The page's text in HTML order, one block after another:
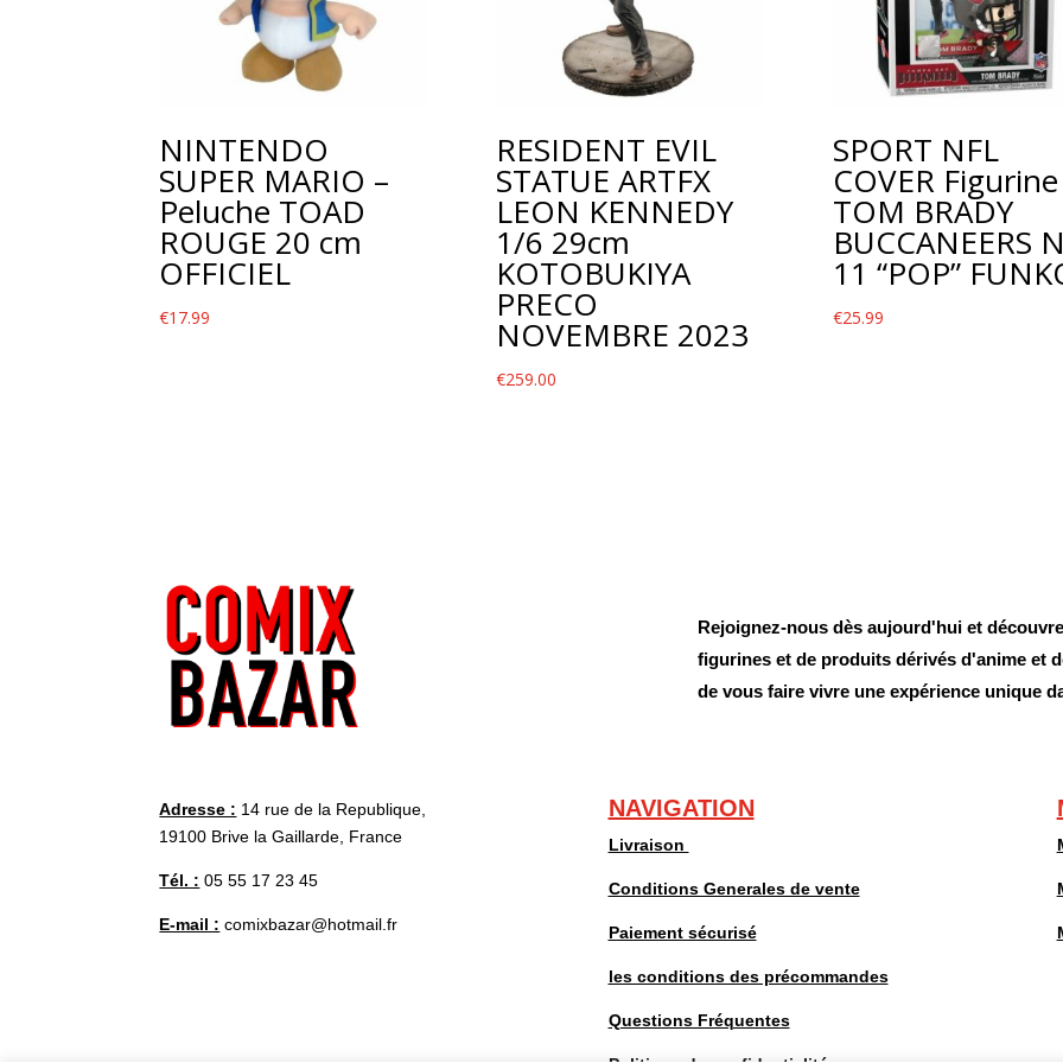
NINTENDO
SUPER MARIO –
Peluche TOAD
ROUGE 20 cm
OFFICIEL
€17.99
RESIDENT EVIL
STATUE ARTFX
LEON KENNEDY
1/6 29cm
KOTOBUKIYA
PRECO
NOVEMBRE 2023
€259.00
SPORT NFL
COVER Figurine
TOM BRADY
BUCCANEERS
11 “POP”
€25.99
Rejoignez-nous dès aujourd'hui et
figurines et de produits dérivés d'anime et
de vous faire vivre une expérience unique
Adresse : 14 rue de la Republique,
19100 Brive la Gaillarde, France
Tél. : 05 55 17 23 45
E-mail : comixbazar@hotmail.fr
NAVIGATION
Livraison
Conditions Generales de vente
Paiement sécurisé
les conditions des précommandes
Questions Fréquentes